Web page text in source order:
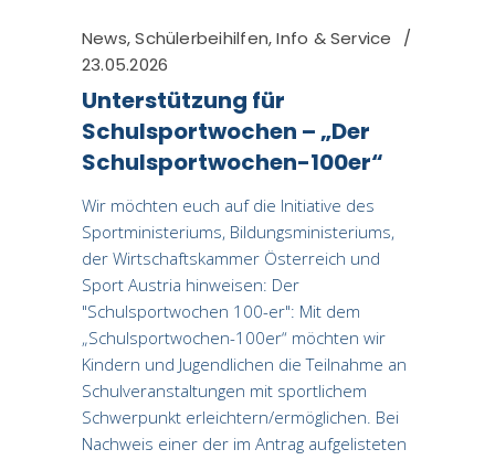
News,Schülerbeihilfen,Info & Service
23.05.2026
Unterstützung für
Schulsportwochen – „Der
Schulsportwochen-100er“
Wir möchten euch auf die Initiative des
Sportministeriums, Bildungsministeriums,
der Wirtschaftskammer Österreich und
Sport Austria hinweisen: Der
"Schulsportwochen 100-er": Mit dem
„Schulsportwochen-100er“ möchten wir
Kindern und Jugendlichen die Teilnahme an
Schulveranstaltungen mit sportlichem
Schwerpunkt erleichtern/ermöglichen. Bei
Nachweis einer der im Antrag aufgelisteten